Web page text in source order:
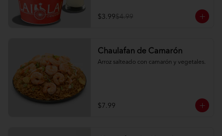
$3.99$4.99
Chaulafan de Camarón
Arroz salteado con camarón y vegetales.
$7.99